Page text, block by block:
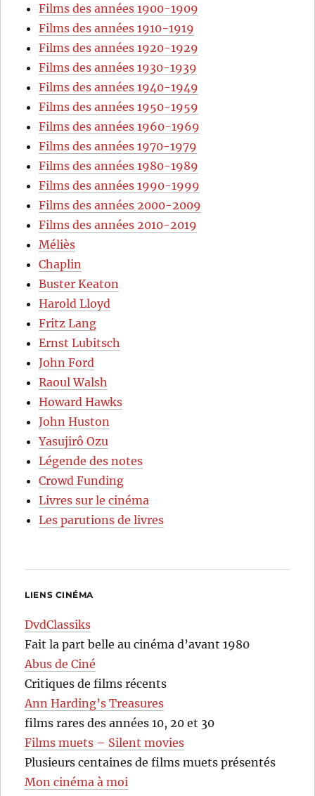
Films des années 1900-1909
Films des années 1910-1919
Films des années 1920-1929
Films des années 1930-1939
Films des années 1940-1949
Films des années 1950-1959
Films des années 1960-1969
Films des années 1970-1979
Films des années 1980-1989
Films des années 1990-1999
Films des années 2000-2009
Films des années 2010-2019
Méliès
Chaplin
Buster Keaton
Harold Lloyd
Fritz Lang
Ernst Lubitsch
John Ford
Raoul Walsh
Howard Hawks
John Huston
Yasujirô Ozu
Légende des notes
Crowd Funding
Livres sur le cinéma
Les parutions de livres
LIENS CINÉMA
DvdClassiks
Fait la part belle au cinéma d’avant 1980
Abus de Ciné
Critiques de films récents
Ann Harding’s Treasures
films rares des années 10, 20 et 30
Films muets – Silent movies
Plusieurs centaines de films muets présentés
Mon cinéma à moi